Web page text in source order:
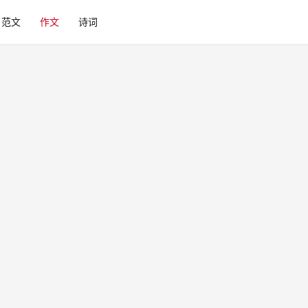
范文 作文 诗词